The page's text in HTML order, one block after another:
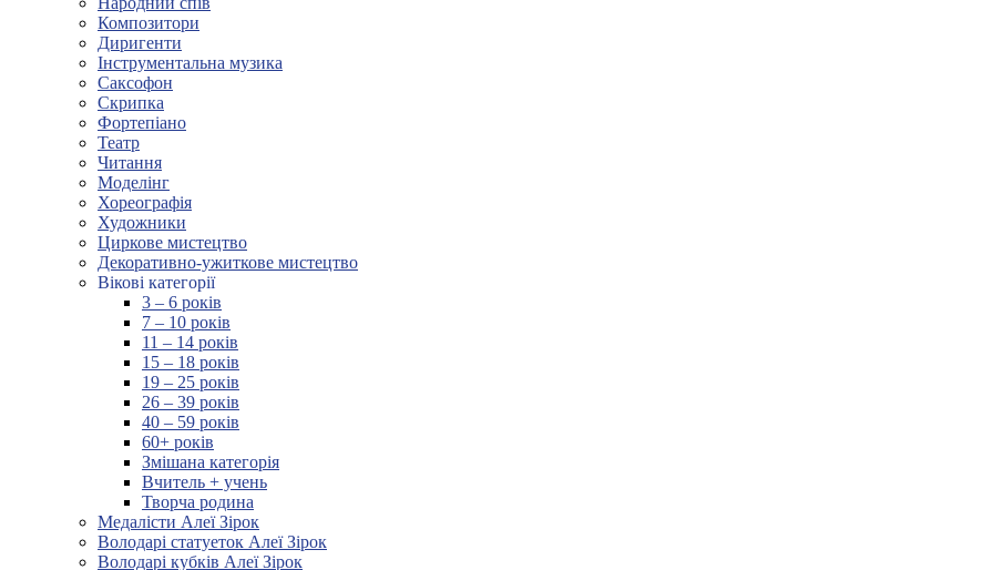
Композитори
Диригенти
Інструментальна музика
Саксофон
Скрипка
Фортепіано
Театр
Читання
Моделінг
Хореографія
Художники
Циркове мистецтво
Декоративно-ужиткове мистецтво
Вікові категорії
3 – 6 років
7 – 10 років
11 – 14 років
15 – 18 років
19 – 25 років
26 – 39 років
40 – 59 років
60+ років
Змішана категорія
Вчитель + учень
Творча родина
Медалісти Алеї Зірок
Володарі статуеток Алеї Зірок
Володарі кубків Алеї Зірок